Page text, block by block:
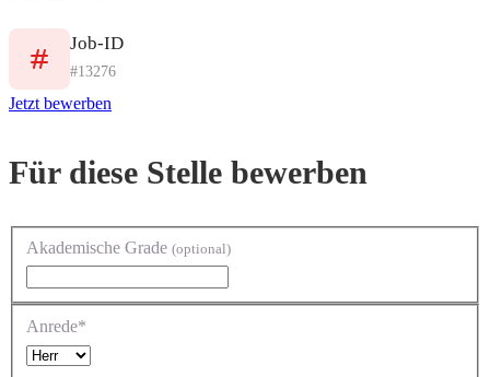
Job-ID
#13276
Jetzt bewerben
Für diese Stelle bewerben
Akademische Grade (optional)
Anrede*